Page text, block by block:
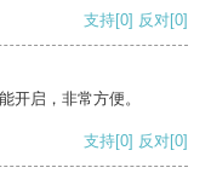
支持[0] 反对[0]
开启，非常方便。
支持[0] 反对[0]